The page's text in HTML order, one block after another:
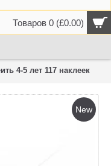
Товаров 0 (£0.00)
4-5 лет 117 наклеек
New